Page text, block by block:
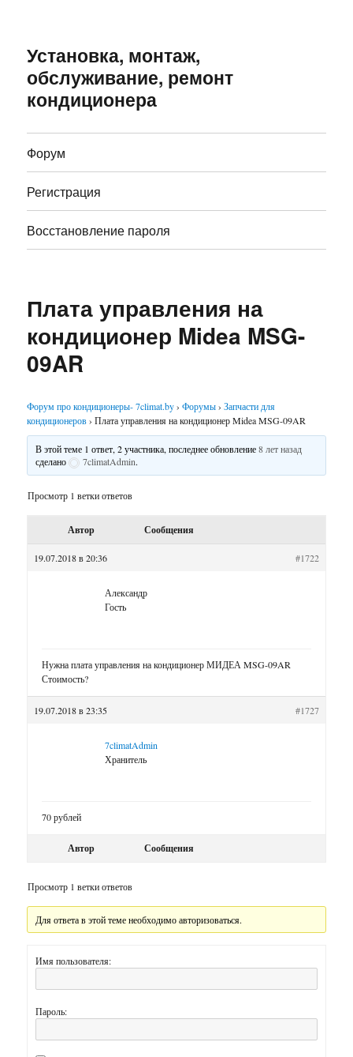
Установка, монтаж,
обслуживание, ремонт
кондиционера
Форум
Регистрация
Восстановление пароля
Плата управления на
кондиционер Midea MSG-
09AR
Форум про кондиционеры- 7climat.by › Форумы › Запчасти для
кондиционеров › Плата управления на кондиционер Midea MSG-09AR
В этой теме 1 ответ, 2 участника, последнее обновление8 лет назад
сделано
7climatAdmin.
Просмотр 1 ветки ответов
Автор Сообщения
19.07.2018 в 20:36 #1722
Александр
Гость
Нужна плата управления на кондиционер МИДЕА MSG-09AR
Стоимость?
19.07.2018 в 23:35 #1727
7climatAdmin
Хранитель
70 рублей
Автор Сообщения
Просмотр 1 ветки ответов
Для ответа в этой теме необходимо авторизоваться.
Имя пользователя:
Пароль: